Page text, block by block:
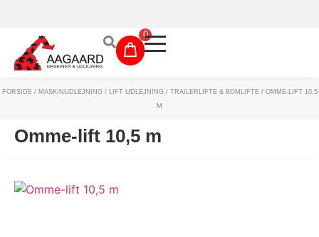
0
Maskinudlejning
Have- og parkmaskiner
Depotrum
FORSIDE/ MASKINUDLEJNING/ LIFT UDLEJNING/ TRAILERLIFTE & BOMLIFTE/ OMME-LIFT 10,5
M
Omme-lift 10,5 m